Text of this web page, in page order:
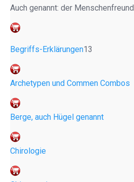
Auch genannt: der Menschenfreund
Begriffs-Erklärungen13
Archetypen und Commen Combos
Berge, auch Hügel genannt
Chirologie